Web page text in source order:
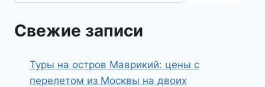
Свежие записи
Туры на остров Маврикий: цены с
перелетом из Москвы на двоих